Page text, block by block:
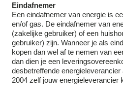
Eindafnemer
Een eindafnemer van energie is
en/of gas. De eindafnemer van
(zakelijke gebruiker) of een
gebruiker) zijn. Wanneer je als
kopen dan wel af te nemen van
dan dien je een
desbetreffende
2004 zelf jouw energieleverancier